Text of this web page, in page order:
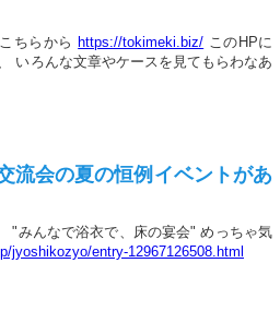
ちらから https://tokimeki.biz/ このHPに
いろんな文章やケースを見てもらわなあ
流会の夏の恒例イベントがあ
"みんなで浴衣で、床の宴会" めっちゃ気
jyoshikozyo/entry-12967126508.html